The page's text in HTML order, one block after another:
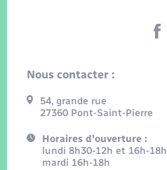
Nous contacter :
54, grande rue
27360 Pont-Saint-Pierre
Horaires d'ouverture :
lundi 8h30-12h et 16h-18h
mardi 16h-18h